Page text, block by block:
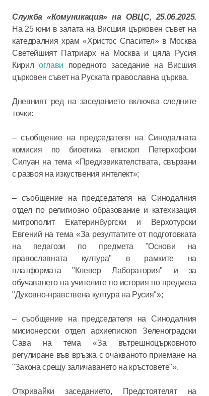
Служба «Комуникация» на ОВЦС, 25.06.2025.
На 25 юни в залата на Висшия църковен съвет на
катедралния храм «Христос Спасител» в Москва
Светейшият Патриарх на Москва и цяла Русия
Кирил оглави поредното заседание на Висшия
църковен съвет на Руската православна църква.
Дневният ред на заседанието включва следните
точки:
– съобщение на председателя на Синодалната
комисия по биоетика епископ Петерхофски
Силуан на тема «Предизвикателствата, свързани
с развоя на изкуствения интелект»;
– съобщение на председателя на Синодалния
отдел по религиозно образование и катехизация
митрополит Екатеринбургски и Верхотурски
Евгений на тема «За резултатите от подготовката
на педагози по предмета "Основи на
православната култура" в рамките на
платформата "Клевер Лаборатория" и за
обучаването на учителите по история по предмета
"Духовно-нравствена култура на Русия"»;
– съобщение на председателя на Синодалния
мисионерски отдел архиепископ Зеленоградски
Сава на тема «За вътрешноцърковното
регулиране във връзка с очакваното приемане на
"Закона срещу заличаването на кръстовете"».
Откривайки заседанието, Предстоятелят на